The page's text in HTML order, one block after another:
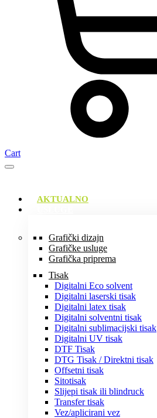
Cart
AKTUALNO
Grafički dizajn
Grafičke usluge
Grafička priprema
Tisak
Digitalni Eco solvent
Digitalni laserski tisak
Digitalni latex tisak
Digitalni solventni tisak
Digitalni sublimacijski tisak
Digitalni UV tisak
DTF Tisak
DTG Tisak / Direktni tisak
Offsetni tisak
Sitotisak
Slijepi tisak ili blindruck
Transfer tisak
Vez/aplicirani vez